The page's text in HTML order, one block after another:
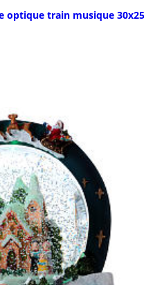
optique train musique